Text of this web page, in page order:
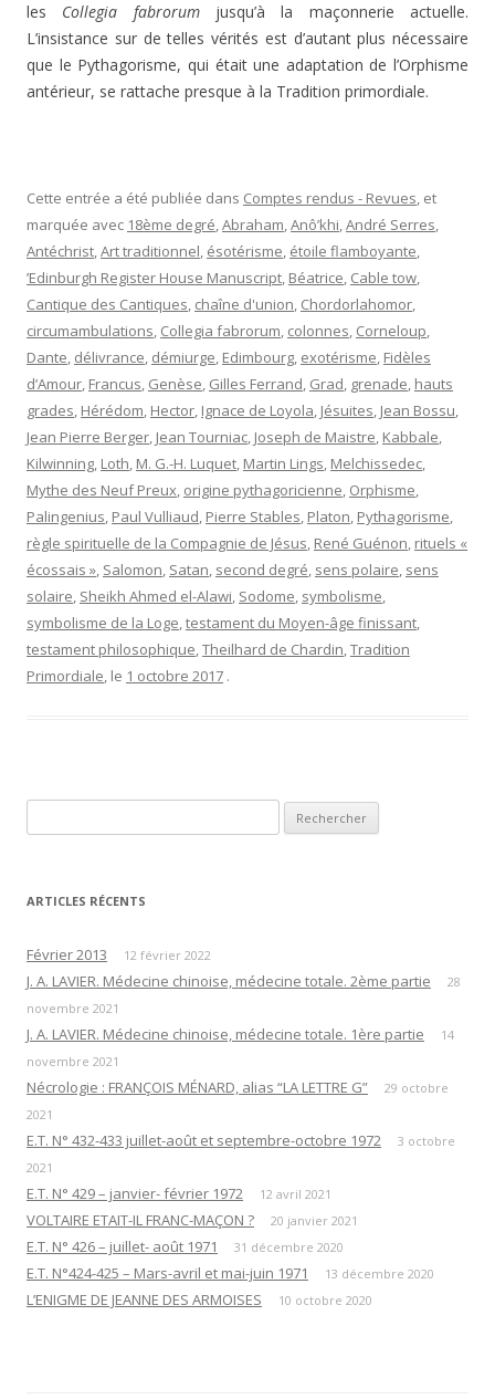
les Collegia fabrorumjusqu’à la maçonnerie actuelle.
L’insistance sur de telles vérités est d’autant plus nécessaire
que le Pythagorisme, qui était une adaptation de l’Orphisme
antérieur, se rattache presque à la Tradition primordiale.
Cette entrée a été publiée dans Comptes rendus - Revues, et
marquée avec 18ème degré,Abraham,Anô’khi,André Serres,
Antéchrist,Art traditionnel, ésotérisme, étoile flamboyante,
’Edinburgh Register House Manuscript, Béatrice, Cable tow,
Cantique des Cantiques, chaîne d'union, Chordorlahomor,
circumambulations, Collegia fabrorum, colonnes, Corneloup,
Dante, délivrance, démiurge, Edimbourg, exotérisme, Fidèles
d’Amour, Francus, Genèse, Gilles Ferrand, Grad, grenade, hauts
grades, Hérédom, Hector, Ignace de Loyola, Jésuites, Jean Bossu,
Jean Pierre Berger, Jean Tourniac, Joseph de Maistre, Kabbale,
Kilwinning, Loth, M. G.-H. Luquet, Martin Lings, Melchissedec,
Mythe des Neuf Preux, origine pythagoricienne, Orphisme,
Palingenius, Paul Vulliaud, Pierre Stables, Platon, Pythagorisme,
règle spirituelle de la Compagnie de Jésus, René Guénon, rituels «
écossais », Salomon, Satan, second degré, sens polaire, sens
solaire, Sheikh Ahmed el-Alawi, Sodome, symbolisme,
symbolisme de la Loge,testament du Moyen-âge finissant,
testament philosophique,Theilhard de Chardin,Tradition
Primordiale, le 1 octobre 2017 .
ARTICLES RÉCENTS
Février 2013 12 février 2022
J. A. LAVIER. Médecine chinoise, médecine totale. 2ème partie
28
novembre 2021
J. A. LAVIER. Médecine chinoise, médecine totale. 1ère partie
14
novembre 2021
Nécrologie : FRANÇOIS MÉNARD, alias “LA LETTRE G”
29 octobre
2021
E.T. N° 432-433 juillet-août et septembre-octobre 1972
3 octobre
2021
E.T. N° 429 – janvier- février 1972 12 avril 2021
VOLTAIRE ETAIT-IL FRANC-MAÇON ? 20 janvier 2021
E.T. N° 426 – juillet- août 1971 31 décembre 2020
E.T. N°424-425 – Mars-avril et mai-juin 1971 13 décembre 2020
L’ENIGME DE JEANNE DES ARMOISES 10 octobre 2020